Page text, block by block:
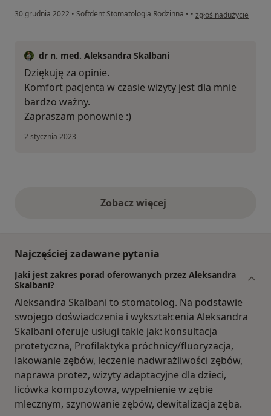
30 grudnia 2022 • Softdent Stomatologia Rodzinna • • w opinii użytkownika A.
zgłoś nadużycie
dr n. med. Aleksandra Skalbani
Dziękuję za opinie.
Komfort pacjenta w czasie wizyty jest dla mnie
bardzo ważny.
Zapraszam ponownie :)
2 stycznia 2023
Zobacz więcejopinie powyżej
Najczęściej zadawane pytania
Jaki jest zakres porad oferowanych przez Aleksandra
Skalbani?
Aleksandra Skalbani to stomatolog. Na podstawie
swojego doświadczenia i wykształcenia Aleksandra
Skalbani oferuje usługi takie jak: konsultacja
protetyczna, Profilaktyka próchnicy/fluoryzacja,
lakowanie zębów, leczenie nadwrażliwości zębów,
naprawa protez, wizyty adaptacyjne dla dzieci,
licówka kompozytowa, wypełnienie w zębie
mlecznym, szynowanie zębów, dewitalizacja zęba.